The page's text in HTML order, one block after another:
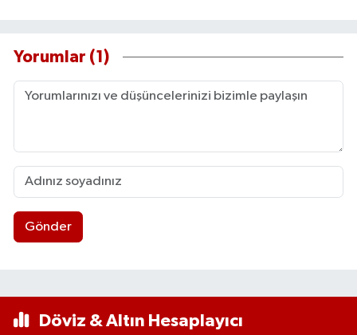
Yorumlar (1)
Gönder
Döviz & Altın Hesaplayıcı